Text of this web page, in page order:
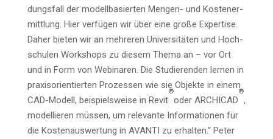
dungs­fall der modell­ba­sier­ten Men­gen- und Kos­ten­er­
mitt­lung. Hier ver­fü­gen wir über eine gro­ße Exper­ti­se.
Daher bie­ten wir an meh­re­ren Uni­ver­si­tä­ten und Hoch­
schu­len Work­shops zu die­sem The­ma an – vor Ort
und in Form von Web­i­na­ren. Die Stu­die­ren­den ler­nen in
pra­xis­ori­en­tier­ten Pro­zes­sen wie sie Objek­te in einem
CAD-Modell, bei­spiels­wei­se in Revit
®
oder ARCHICAD
®
,
model­lie­ren müs­sen, um rele­van­te Infor­ma­tio­nen für
die Kos­ten­aus­wer­tung in AVANTI zu erhal­ten.“ Peter